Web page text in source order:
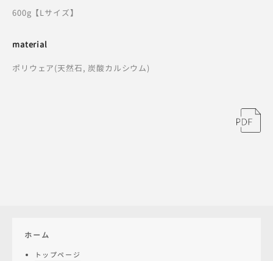
600g【Lサイズ】
material
ポリウェア(天然石, 炭酸カルシウム)
ホーム
トップページ